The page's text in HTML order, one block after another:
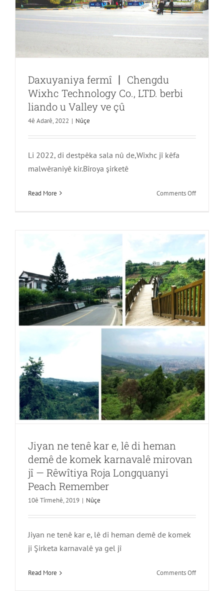
Daxuyaniya fermî 丨 Chengdu
Wixhc Technology Co., LTD. berbi
liando u Valley ve çû
4ê Adarê, 2022 | Nûçe
Li 2022, di destpêka sala nû de,Wixhc jî kêfa
malwêraniyê kir.Bîroya şirketê
Read More Comments Offli
Chengdu
Co.,
LTD.
berbi
liando
u
Valley
Jiyan ne tenê kar e, lê di heman demê
Remember
Jiyan ne tenê kar e, lê di heman
demê de komek karnavalê mirovan
jî — Rêwîtiya Roja Longquanyi
Peach Remember
10ê Tîrmehê, 2019 | Nûçe
Jiyan ne tenê kar e, lê di heman demê de komek
ji Şirketa karnavalê ya gel jî
Read More Comments Offli